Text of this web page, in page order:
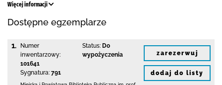
Więcej informacji
Dostępne egzemplarze
1.
Numer
inwentarzowy:
101641
Sygnatura: 791
Status: Do
wypożyczenia
zarezerwuj
dodaj do listy